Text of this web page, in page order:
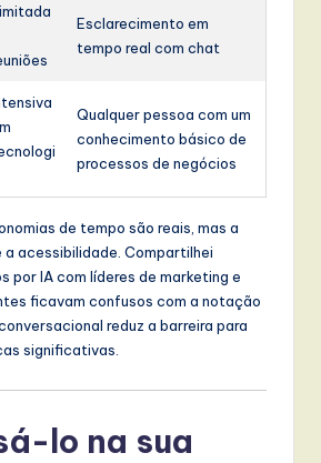
Esclarecimento em
tempo real com chat
Qualquer pessoa com um
conhecimento básico de
processos de negócios
de tempo são reais, mas a
a acessibilidade. Compartilhei
por IA com líderes de marketing e
ficavam confusos com a notação
reduz a barreira para
significativas.
lo na sua